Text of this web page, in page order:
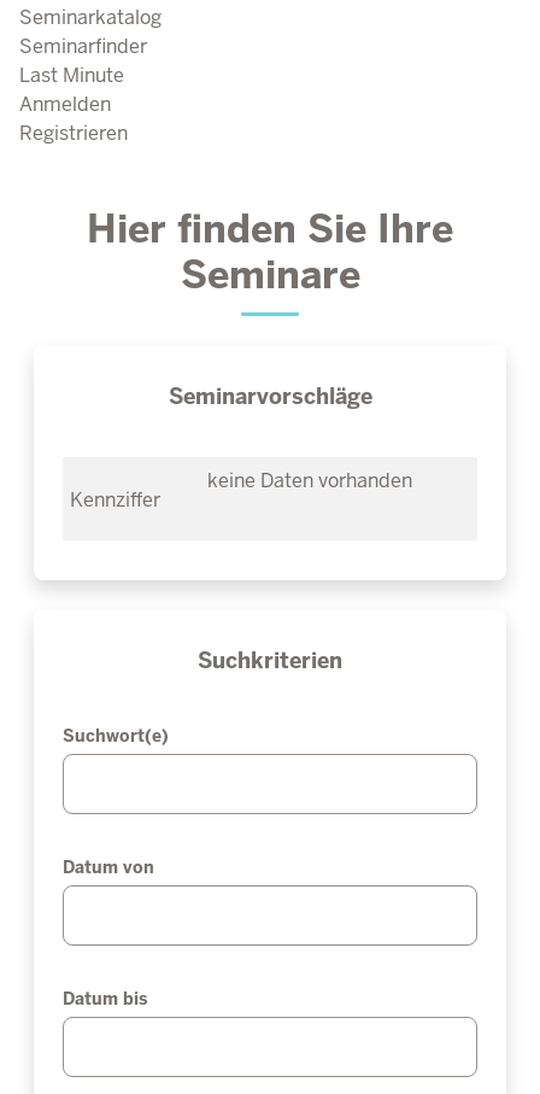
Seminarkatalog
Seminarfinder
Last Minute
Anmelden
Registrieren
Hier finden Sie Ihre
Seminare
Seminarvorschläge
keine Daten vorhanden
Suchkriterien
Suchwort(e)
Datum von
Datum bis